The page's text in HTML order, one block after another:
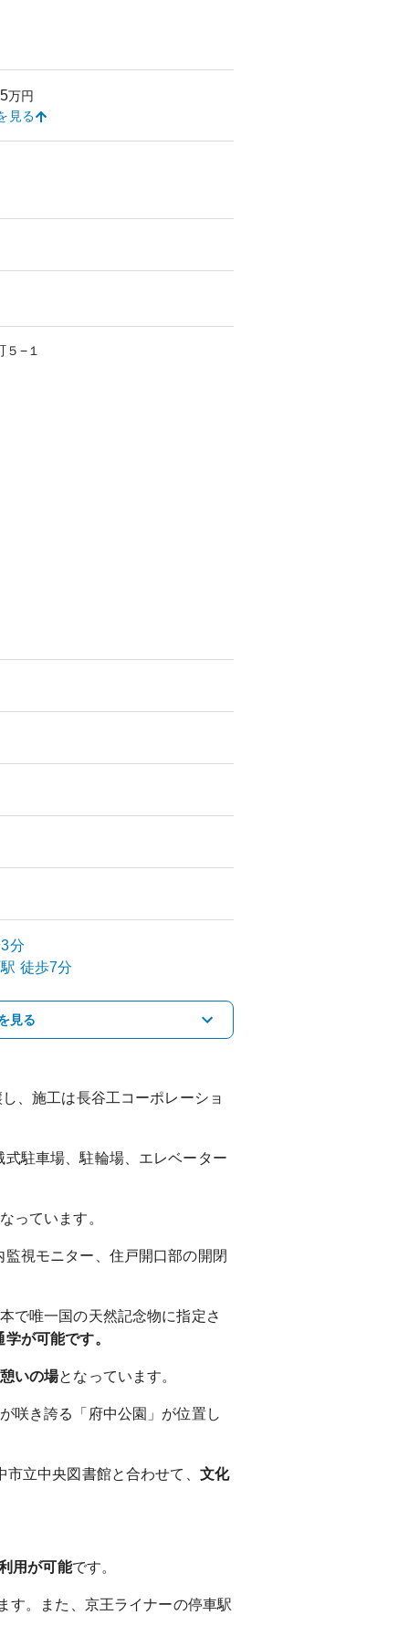
万円
見る
５−１
分
駅 徒歩7分
見る
、施工は長谷工コーポレーショ
駐車場、駐輪場、エレベーター
っています。
視モニター、住戸開口部の開閉
で唯一国の天然記念物に指定さ
が可能です。
いの場となっています。
咲き誇る「府中公園」が位置し
立中央図書館と合わせて、 文化
用が可能です。
す。また、京王ライナーの停車駅